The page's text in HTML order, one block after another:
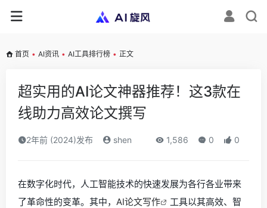
首页 • AI资讯 • AI工具排行榜 • 正文
超实用的AI论文神器推荐！这3款在
线助力高效论文撰写
2年前 (2024)发布 shen 1,586 0 0
在数字化时代，人工智能技术的快速发展为各行各业带来
了革命性的变革。其中， AI论文写作
工具以其高效、智